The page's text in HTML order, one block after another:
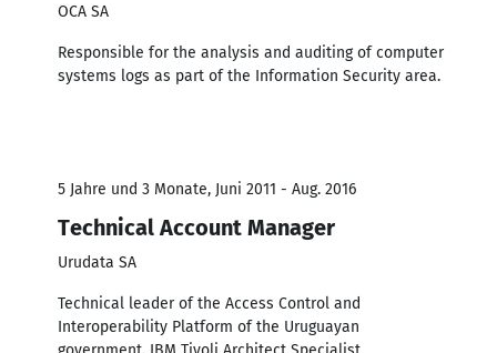
OCA SA
Responsible for the analysis and auditing of computer
systems logs as part of the Information Security area.
5 Jahre und 3 Monate, Juni 2011 - Aug. 2016
Technical Account Manager
Urudata SA
Technical leader of the Access Control and
Interoperability Platform of the Uruguayan